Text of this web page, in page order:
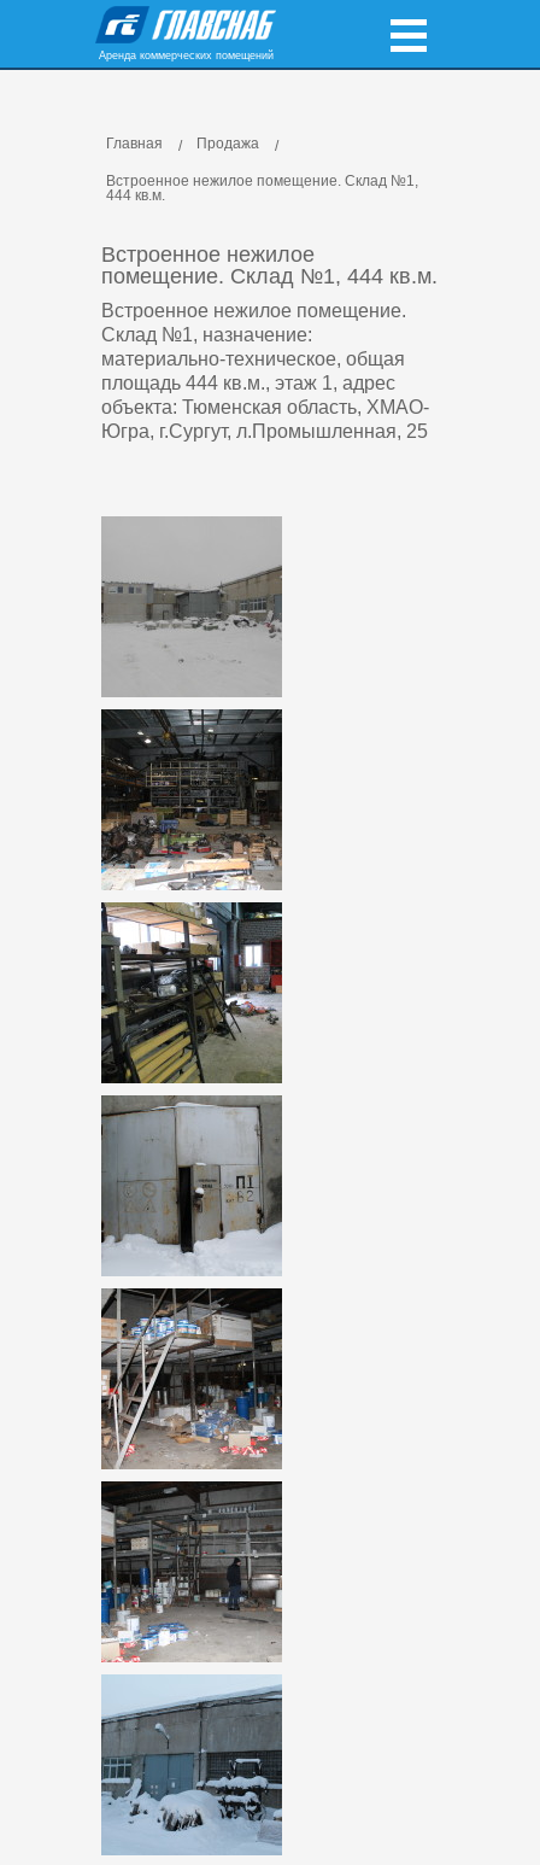
Аренда коммерческих помещений
Главная Продажа
Встроенное нежилое помещение. Склад №1,
444 кв.м.
Встроенное нежилое
помещение. Склад №1, 444 кв.м.
Встроенное нежилое помещение.
Склад №1, назначение:
материально-техническое, общая
площадь 444 кв.м., этаж 1, адрес
объекта: Тюменская область, ХМАО-
Югра, г.Сургут, л.Промышленная, 25